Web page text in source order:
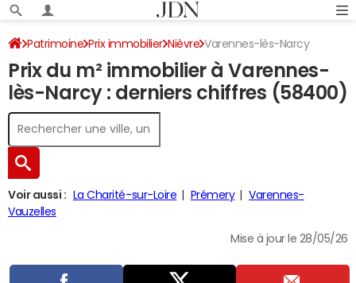
Patrimoine Prix immobilier Nièvre Varennes-lès-Narcy
Prix du m² immobilier à Varennes-
lès-Narcy : derniers chiffres (58400)
Voir aussi : La Charité-sur-Loire Prémery
Varennes-
Vauzelles
Mise à jour le 28/05/26